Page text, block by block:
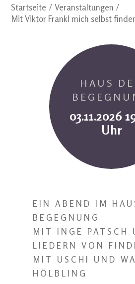
Startseite
Veranstaltungen
Mit Viktor Frankl mich selbst
HAUS
03.11.2026
Uhr
EIN ABEND IM
BEGEGNUNG
MIT INGE PATSCH
LIEDERN VON
MIT USCHI UND
HÖLBLING